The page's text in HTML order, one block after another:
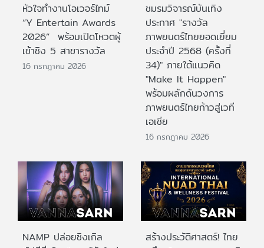
หัวใจทำงานโอเวอร์ไทม์
“Y Entertain Awards
2026” พร้อมเปิดโหวตผู้
เข้าชิง 5 สาขารางวัล
16 กรกฎาคม 2026
ชมรมวิจารณ์บันเทิง
ประกาศ "รางวัล
ภาพยนตร์ไทยยอดเยี่ยม
ประจําปี 2568 (ครั้งที่
34)" ภายใต้แนวคิด
"Make It Happen"
พร้อมผลักดันวงการ
ภาพยนตร์ไทยก้าวสู่เวที
เอเชีย
16 กรกฎาคม 2026
NAMP ปล่อยซิงเกิล
สร้างประวัติศาสตร์! ไทย